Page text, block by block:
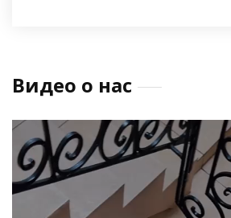
Видео о нас
Видеоплеер